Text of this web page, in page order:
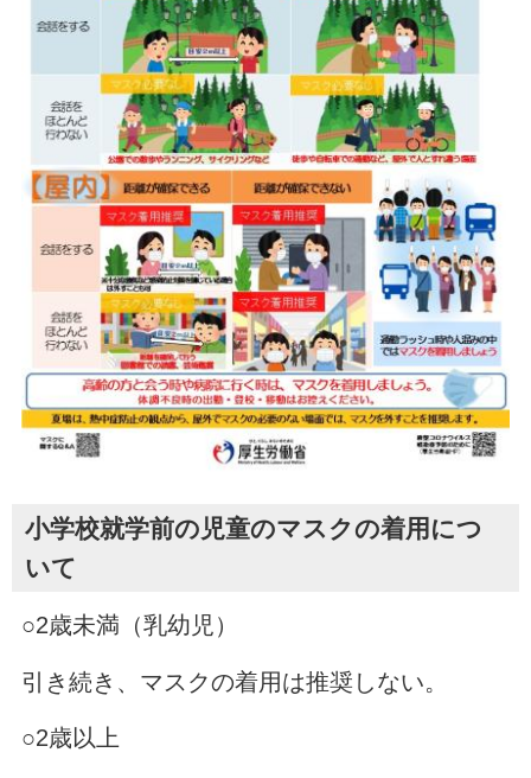
小学校就学前の児童のマスクの着用につ
いて
○2歳未満（乳幼児）
引き続き、マスクの着用は推奨しない。
○2歳以上